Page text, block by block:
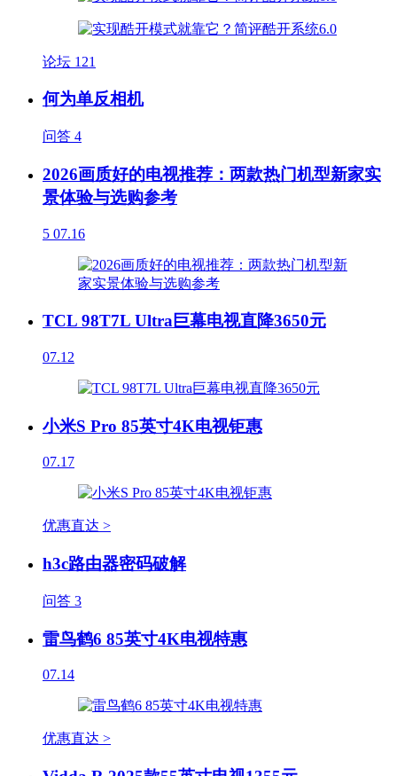
论坛 121
何为单反相机
问答 4
2026画质好的电视推荐：两款热门机型新家实
景体验与选购参考
5 07.16
TCL 98T7L Ultra巨幕电视直降3650元
07.12
小米S Pro 85英寸4K电视钜惠
07.17
优惠直达 >
h3c路由器密码破解
问答 3
雷鸟鹤6 85英寸4K电视特惠
07.14
优惠直达 >